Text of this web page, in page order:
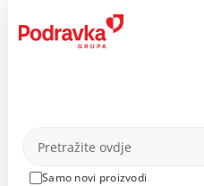
content
Proizvodi
Samo novi proizvodi